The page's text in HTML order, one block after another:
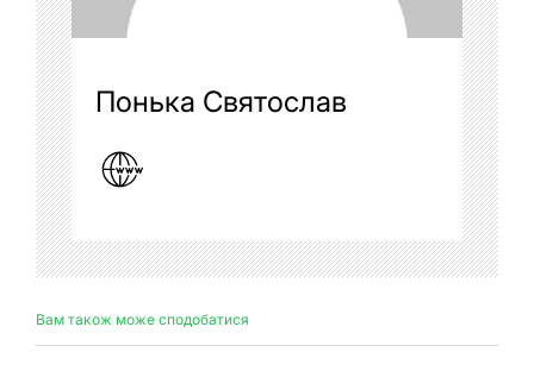
Понька Святослав
Вам також може сподобатися